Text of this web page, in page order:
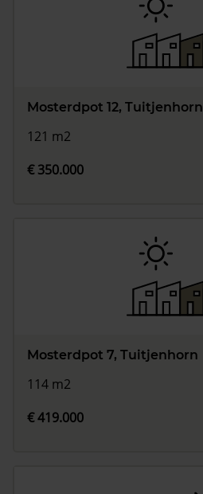
Mosterdpot 12, Tuitjenhorn
121 m2
€ 350.000
Mosterdpot 7, Tuitjenhorn
114 m2
€ 419.000